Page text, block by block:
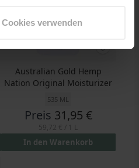
verwenden
Australian Gold Hemp
Nation Original Moisturizer
535 ML
Preis 31,95 €
In den Warenkorb